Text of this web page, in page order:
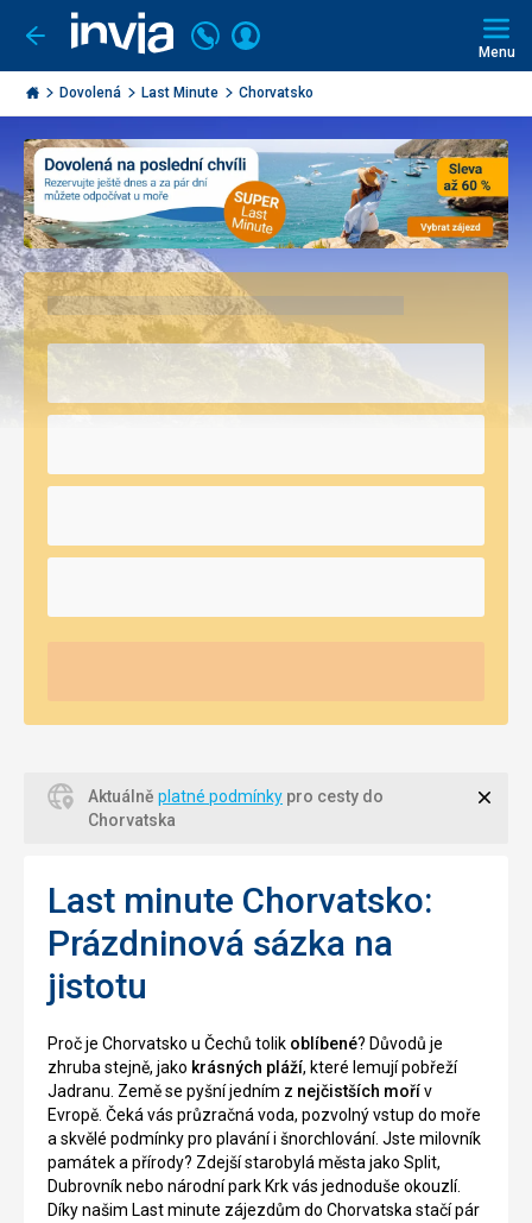
Jít
zpět
Invia.cz
Volejte
226
000
290
Přihlásit
Menu
Dovolená Last Minute Chorvatsko
Aktuálně platné podmínky pro cesty do
Chorvatska
Last minute Chorvatsko:
Prázdninová sázka na
jistotu
Proč je Chorvatsko u Čechů tolik oblíbené? Důvodů je
zhruba stejně, jako krásných pláží, které lemují pobřeží
Jadranu. Země se pyšní jedním z nejčistších mořív
Evropě. Čeká vás průzračná voda, pozvolný vstup do moře
a skvělé podmínky pro plavání i šnorchlování. Jste milovník
památek a přírody? Zdejší starobylá města jako Split,
Dubrovník nebo národní park Krk vás jednoduše okouzlí.
Díky našim Last minute zájezdům do Chorvatska stačí pár